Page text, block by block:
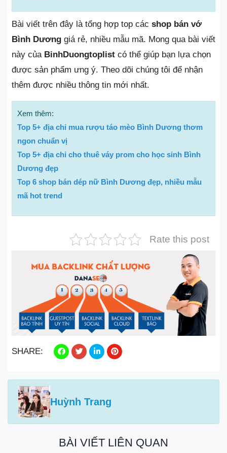
Bài viết trên đây là tổng hợp top các shop bán vớ
Bình Dương giá rẻ, nhiều mẫu mã. Mong qua bài viết
này của BinhDuongtoplist có thể giúp bạn lựa chọn
được sản phẩm ưng ý. Theo dõi chúng tôi để nhận
thêm được nhiều thông tin mới nhất.
Xem thêm:
Top 5+ địa chỉ mua rượu táo mèo Bình Dương thơm
ngon chuẩn vị
Top 5+ địa chỉ cho thuê váy prom cho học sinh Bình
Dương đẹp
Top 6 shop bán dép nữ Bình Dương đẹp, nhiều mẫu
mã hot trend
Rate this post
SHARE:
Huỳnh Trang
BÀI VIẾT LIÊN QUAN